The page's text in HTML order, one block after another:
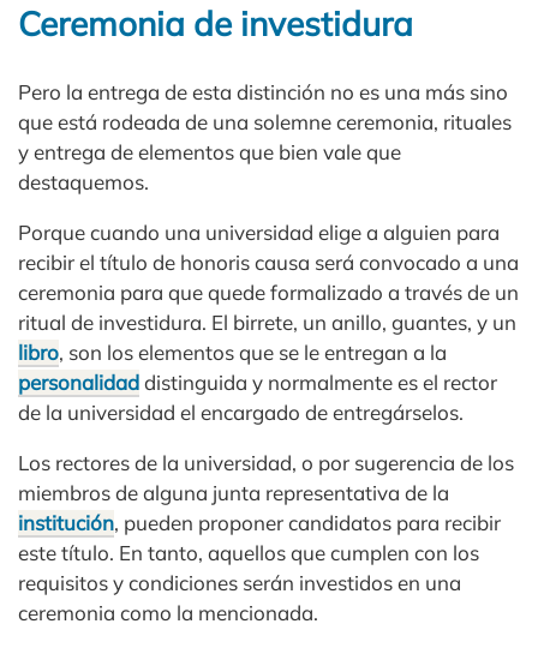
Ceremonia de investidura
Pero la entrega de esta distinción no es una más sino
que está rodeada de una solemne ceremonia, rituales
y entrega de elementos que bien vale que
destaquemos.
Porque cuando una universidad elige a alguien para
recibir el título de honoris causa será convocado a una
ceremonia para que quede formalizado a través de un
ritual de investidura. El birrete, un anillo, guantes, y un
libro, son los elementos que se le entregan a la
personalidaddistinguida y normalmente es el rector
de la universidad el encargado de entregárselos.
Los rectores de la universidad, o por sugerencia de los
miembros de alguna junta representativa de la
institución, pueden proponer candidatos para recibir
este título. En tanto, aquellos que cumplen con los
requisitos y condiciones serán investidos en una
ceremonia como la mencionada.